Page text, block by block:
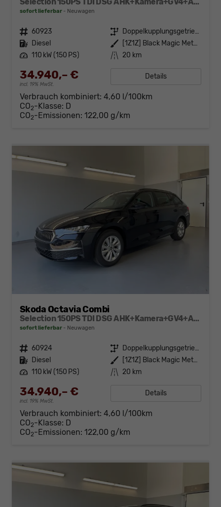
sofort lieferbar Neuwagen
Fahrzeugnr. 60923 Getriebe
Doppelkupplungsgetriebe (DSG)
Kraftstoff Diesel Außenfarbe
[1Z1Z] Black Magic Metallic
Leistung 110 kW (150 PS) Kilometerstand 20 km
34.940,– €
incl. 19% MwSt.
Details
Verbrauch kombiniert: 4,60 l/100km
CO2-Klasse: D
CO2-Emissionen: 122,00 g/km
Skoda Octavia Combi
Selection 150PS TDI DSG AHK+Kamera+GV4+ACC+TravelAssist+Sunset+Alu+LightAssist
sofort lieferbar Neuwagen
Fahrzeugnr. 60924 Getriebe
Doppelkupplungsgetriebe (DSG)
Kraftstoff Diesel Außenfarbe
[1Z1Z] Black Magic Metallic
Leistung 110 kW (150 PS) Kilometerstand 20 km
34.940,– €
incl. 19% MwSt.
Details
Verbrauch kombiniert: 4,60 l/100km
CO2-Klasse: D
CO2-Emissionen: 122,00 g/km